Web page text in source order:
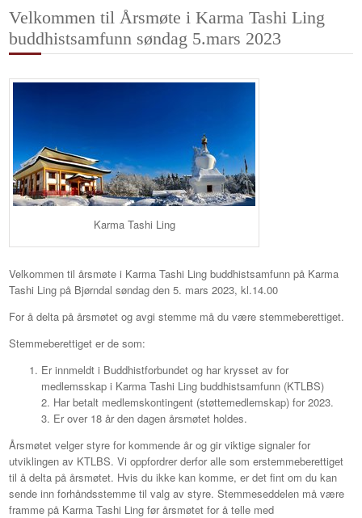
Velkommen til Årsmøte i Karma Tashi Ling
buddhistsamfunn søndag 5.mars 2023
Karma Tashi Ling
Velkommen til årsmøte i Karma Tashi Ling buddhistsamfunn på Karma
Tashi Ling på Bjørndal søndag den 5. mars 2023, kl.14.00
For å delta på årsmøtet og avgi stemme må du være stemmeberettiget.
Stemmeberettiget er de som:
Er innmeldt i Buddhistforbundet og har krysset av for
medlemsskap i Karma Tashi Ling buddhistsamfunn (KTLBS)
2. Har betalt medlemskontingent (støttemedlemskap) for 2023.
3. Er over 18 år den dagen årsmøtet holdes.
Årsmøtet velger styre for kommende år og gir viktige signaler for
utviklingen av KTLBS. Vi oppfordrer derfor alle som erstemmeberettiget
til å delta på årsmøtet. Hvis du ikke kan komme, er det fint om du kan
sende inn forhåndsstemme til valg av styre. Stemmeseddelen må være
framme på Karma Tashi Ling før årsmøtet for å telle med